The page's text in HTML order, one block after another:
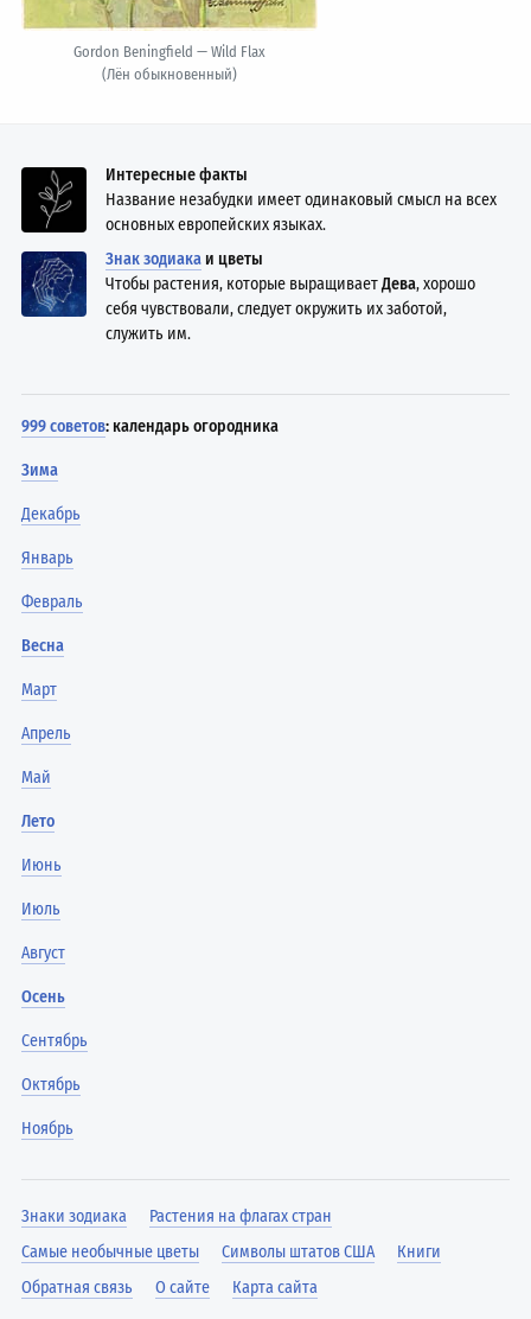
Gordon Beningfield — Wild Flax
(Лён обыкновенный)
Интересные факты
Название незабудки имеет одинаковый смысл на всех
основных европейских языках.
Знак зодиака и цветы
Чтобы растения, которые выращиваетДева, хорошо
себя чувствовали, следует окружить их заботой,
служить им.
999 советов: календарь огородника
Зима
Декабрь
Январь
Февраль
Весна
Март
Апрель
Май
Лето
Июнь
Июль
Август
Осень
Сентябрь
Октябрь
Ноябрь
Знаки зодиака
Растения на флагах стран
Самые необычные цветы
Символы штатов США
Книги
Обратная связь
О сайте Карта сайта